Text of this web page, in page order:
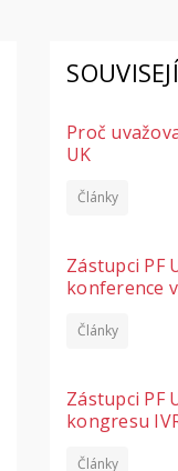
Proč
UK
Články
Zástupci PF
konference
Články
Zástupci PF
kongresu
Články